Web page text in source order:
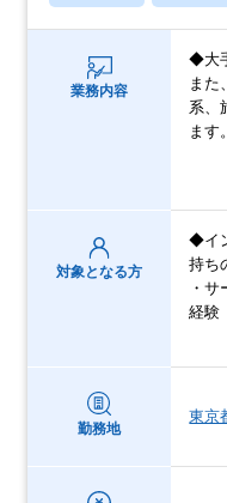
業務内容
◆大
また
系、
ます。
対象となる方
◆イ
持ち
・
経験
勤務地
東京